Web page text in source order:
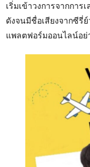
เริ่มเข้าวงการจากกา
ดังจนมีชื่อเสียงจากซีรี่ย์
แพลตฟอร์มออนไลน์อย่